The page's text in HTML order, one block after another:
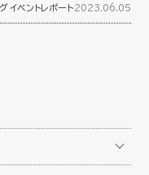
イベントレポート 2023.06.05